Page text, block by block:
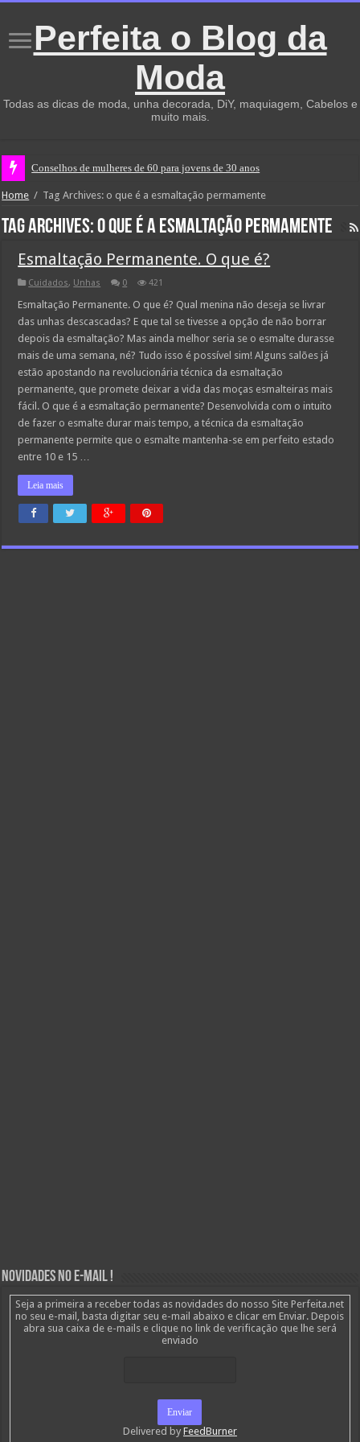
Perfeita o Blog da
Moda
Todas as dicas de moda, unha decorada, DiY, maquiagem, Cabelos e
muito mais.
Conselhos de mulheres de 60 para jovens de 30 anos
Home / Tag Archives: o que é a esmaltação permamente
Tag Archives:o que é a esmaltação permamente
Esmaltação Permanente. O que é?
Cuidados, Unhas 0 421
Esmaltação Permanente. O que é? Qual menina não deseja se livrar
das unhas descascadas? E que tal se tivesse a opção de não borrar
depois da esmaltação? Mas ainda melhor seria se o esmalte durasse
mais de uma semana, né? Tudo isso é possível sim! Alguns salões já
estão apostando na revolucionária técnica da esmaltação
permanente, que promete deixar a vida das moças esmalteiras mais
fácil. O que é a esmaltação permanente? Desenvolvida com o intuito
de fazer o esmalte durar mais tempo, a técnica da esmaltação
permanente permite que o esmalte mantenha-se em perfeito estado
entre 10 e 15 …
Leia mais
Novidades no E-mail !
Seja a primeira a receber todas as novidades do nosso Site Perfeita.net
no seu e-mail, basta digitar seu e-mail abaixo e clicar em Enviar. Depois
abra sua caixa de e-mails e clique no link de verificação que lhe será
enviado
Delivered by FeedBurner